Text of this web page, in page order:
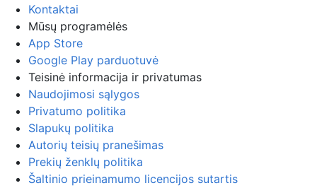
Kontaktai
Mūsų programėlės
App Store
Google Play parduotuvė
Teisinė informacija ir privatumas
Naudojimosi sąlygos
Privatumo politika
Slapukų politika
Autorių teisių pranešimas
Prekių ženklų politika
Šaltinio prieinamumo licencijos sutartis